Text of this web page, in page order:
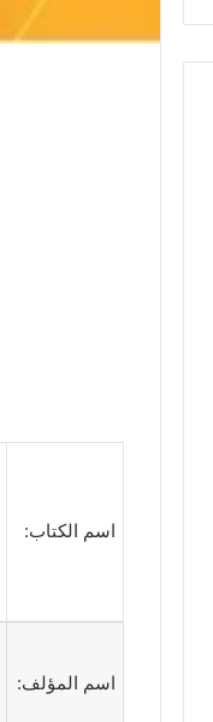
اسم الكتاب:
اسم المؤلف: